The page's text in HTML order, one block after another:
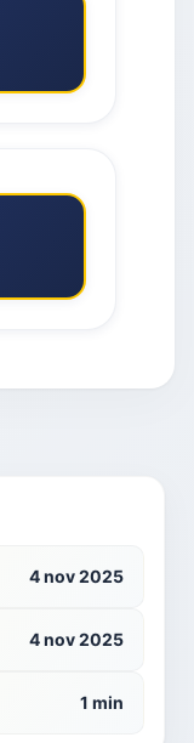
4 nov 2025
4 nov 2025
1 min